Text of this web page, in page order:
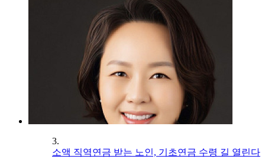
3.
소액 직역연금 받는 노인, 기초연금 수령 길 열린다